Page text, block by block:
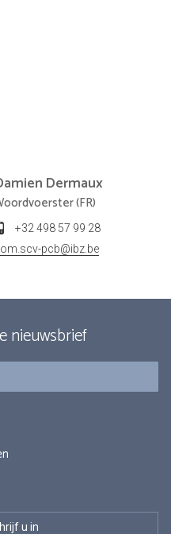
Dermaux
(FR)
+32 498 57 99 28
pcb@ibz.be
nieuwsbrief